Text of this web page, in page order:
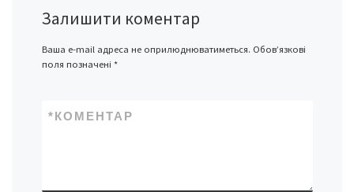
Залишити коментар
Ваша e-mail адреса не оприлюднюватиметься. Обов’язкові
поля позначені *
КОМЕНТАР
*